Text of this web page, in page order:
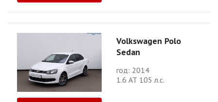
Volkswagen Polo
Sedan
год: 2014
1.6 АТ 105 л.с.